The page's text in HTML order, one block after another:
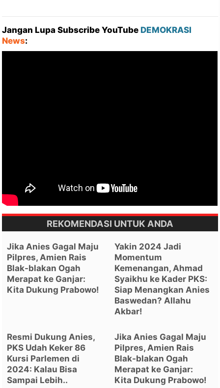
Jangan Lupa Subscribe YouTube DEMOKRASI
News:
REKOMENDASI UNTUK ANDA
Jika Anies Gagal Maju
Pilpres, Amien Rais
Blak-blakan Ogah
Merapat ke Ganjar:
Kita Dukung Prabowo!
Yakin 2024 Jadi
Momentum
Kemenangan, Ahmad
Syaikhu ke Kader PKS:
Siap Menangkan Anies
Baswedan? Allahu
Akbar!
Resmi Dukung Anies,
PKS Udah Keker 86
Kursi Parlemen di
2024: Kalau Bisa
Sampai Lebih..
Jika Anies Gagal Maju
Pilpres, Amien Rais
Blak-blakan Ogah
Merapat ke Ganjar:
Kita Dukung Prabowo!